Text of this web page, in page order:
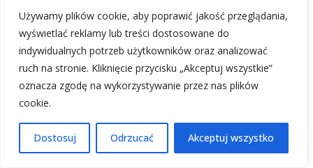
Używamy plików cookie, aby poprawić jakość przeglądania,
wyświetlać reklamy lub treści dostosowane do
indywidualnych potrzeb użytkowników oraz analizować
ruch na stronie. Kliknięcie przycisku „Akceptuj wszystkie”
oznacza zgodę na wykorzystywanie przez nas plików
cookie.
Dostosuj Odrzucać Akceptuj wszystko